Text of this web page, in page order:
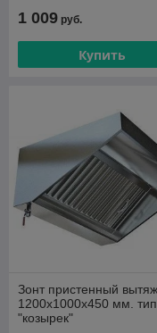
1 009 руб.
Купить
Зонт пристенный
1200х1000х450 мм. тип
"козырек"